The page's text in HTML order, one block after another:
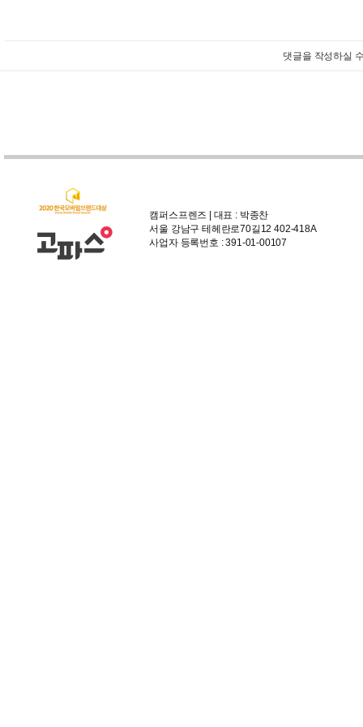
댓글을 작성하실
캠퍼스프렌즈 | 대표 : 박종찬
서울 강남구 테헤란로70길12 402-418A
사업자 등록번호 : 391-01-00107